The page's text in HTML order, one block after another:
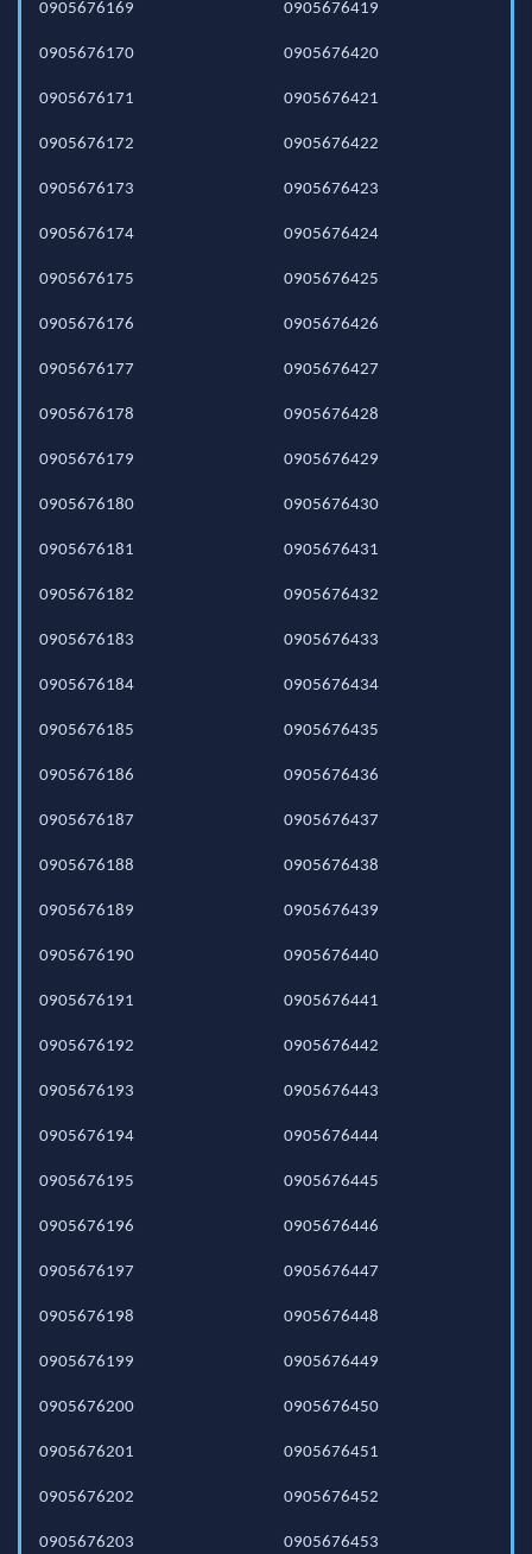
0905676169
0905676170
0905676171
0905676172
0905676173
0905676174
0905676175
0905676176
0905676177
0905676178
0905676179
0905676180
0905676181
0905676182
0905676183
0905676184
0905676185
0905676186
0905676187
0905676188
0905676189
0905676190
0905676191
0905676192
0905676193
0905676194
0905676195
0905676196
0905676197
0905676198
0905676199
0905676200
0905676201
0905676202
0905676203
0905676419
0905676420
0905676421
0905676422
0905676423
0905676424
0905676425
0905676426
0905676427
0905676428
0905676429
0905676430
0905676431
0905676432
0905676433
0905676434
0905676435
0905676436
0905676437
0905676438
0905676439
0905676440
0905676441
0905676442
0905676443
0905676444
0905676445
0905676446
0905676447
0905676448
0905676449
0905676450
0905676451
0905676452
0905676453